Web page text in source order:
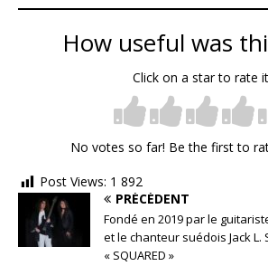
How useful was
Click on a star to rate
No votes so far! Be the first to
Post Views: 1 892
PRÉCÉDENT
Fondé en 2019 par le
et le chanteur suédois Jack L.
« SQUARED »